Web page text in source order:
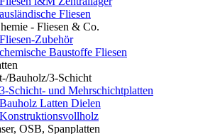
ausländische Fliesen
- Fliesen & Co.
Fliesen-Zubehör
chemische Baustoffe Fliesen
Bauholz/3-Schicht
3-Schicht- und Mehrschichtplatten
Bauholz Latten Dielen
Konstruktionsvollholz
OSB, Spanplatten